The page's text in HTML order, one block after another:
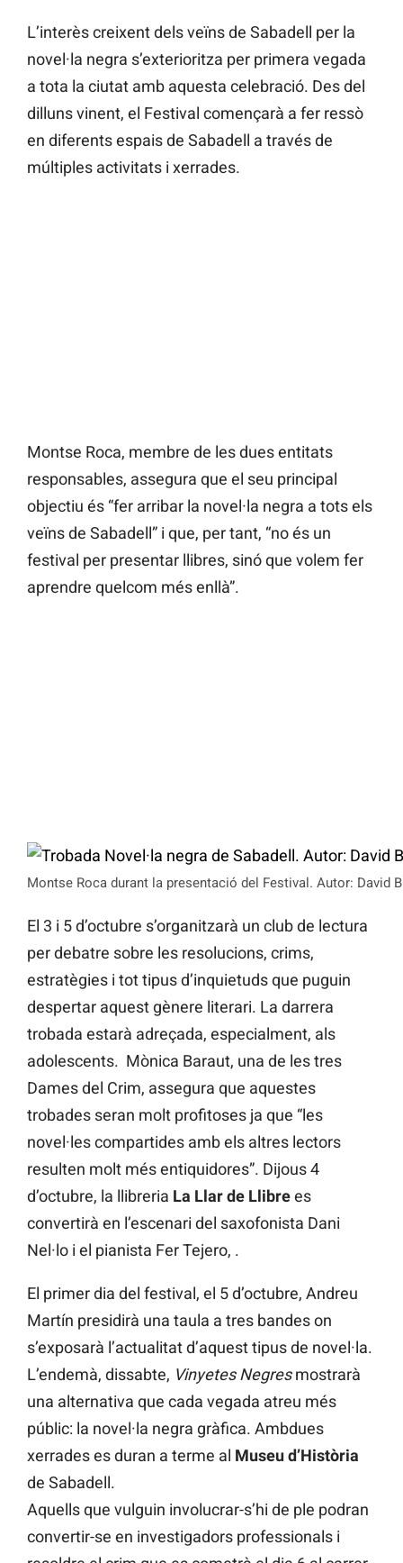
L’interès creixent dels veïns de Sabadell per la
novel·la negra s’exterioritza per primera vegada
a tota la ciutat amb aquesta celebració. Des del
dilluns vinent, el Festival començarà a fer ressò
en diferents espais de Sabadell a través de
múltiples activitats i xerrades.
Montse Roca, membre de les dues entitats
responsables, assegura que el seu principal
objectiu és “fer arribar la novel·la negra a tots els
veïns de Sabadell” i que, per tant, “no és un
festival per presentar llibres, sinó que volem fer
aprendre quelcom més enllà”.
Montse Roca durant la presentació del Festival. Autor: David
El 3 i 5 d’octubre s’organitzarà un club de lectura
per debatre sobre les resolucions, crims,
estratègies i tot tipus d’inquietuds que puguin
despertar aquest gènere literari. La darrera
trobada estarà adreçada, especialment, als
adolescents. Mònica Baraut, una de les tres
Dames del Crim, assegura que aquestes
trobades seran molt profitoses ja que “les
novel·les compartides amb els altres lectors
resulten molt més entiquidores”. Dijous 4
d’octubre, la llibreria La Llar de Llibrees
convertirà en l’escenari del saxofonista Dani
Nel·lo i el pianista Fer Tejero, .
El primer dia del festival, el 5 d’octubre, Andreu
Martín presidirà una taula a tres bandes on
s’exposarà l’actualitat d’aquest tipus de novel·la.
L’endemà, dissabte, Vinyetes Negresmostrarà
una alternativa que cada vegada atreu més
públic: la novel·la negra gràfica. Ambdues
xerrades es duran a terme al Museu d’Història
de Sabadell.
Aquells que vulguin involucrar-s’hi de ple podran
convertir-se en investigadors professionals i